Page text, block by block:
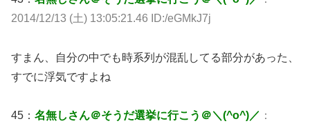
2014/12/13 (土) 13:05:21.46 ID:/eGMkJ7j
すまん、自分の中でも時系列が混乱してる部分があった、
すでに浮気ですよね
45： 名無しさん＠そうだ選挙に行こう＠＼(^o^)／ ：